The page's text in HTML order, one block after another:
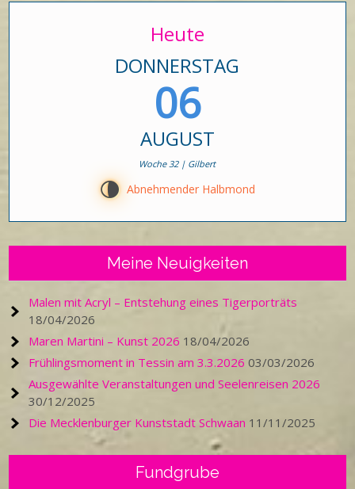
Heute
DONNERSTAG
06
AUGUST
Woche 32 | Gilbert
U Abnehmender Halbmond
Meine Neuigkeiten
Malen mit Acryl – Entstehung eines Tigerporträts
18/04/2026
Maren Martini – Kunst 2026 18/04/2026
Frühlingsmoment in Tessin am 3.3.2026 03/03/2026
Ausgewählte Veranstaltungen und Seelenreisen 2026
30/12/2025
Die Mecklenburger Kunststadt Schwaan 11/11/2025
Fundgrube